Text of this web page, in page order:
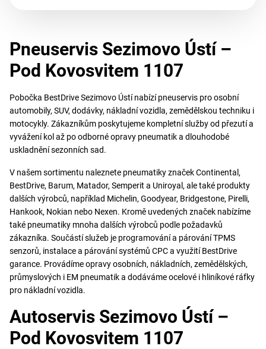
Pneuservis Sezimovo Ústí –
Pod Kovosvitem 1107
Pobočka BestDrive Sezimovo Ústí nabízí pneuservis pro osobní
automobily, SUV, dodávky, nákladní vozidla, zemědělskou techniku i
motocykly. Zákazníkům poskytujeme kompletní služby od přezutí a
vyvážení kol až po odborné opravy pneumatik a dlouhodobé
uskladnění sezonních sad.
V našem sortimentu naleznete pneumatiky značek Continental,
BestDrive, Barum, Matador, Semperit a Uniroyal, ale také produkty
dalších výrobců, například Michelin, Goodyear, Bridgestone, Pirelli,
Hankook, Nokian nebo Nexen. Kromě uvedených značek nabízíme
také pneumatiky mnoha dalších výrobců podle požadavků
zákazníka. Součástí služeb je programování a párování TPMS
senzorů, instalace a párování systémů CPC a využití BestDrive
garance. Provádíme opravy osobních, nákladních, zemědělských,
průmyslových i EM pneumatik a dodáváme ocelové i hliníkové ráfky
pro nákladní vozidla.
Autoservis Sezimovo Ústí –
Pod Kovosvitem 1107